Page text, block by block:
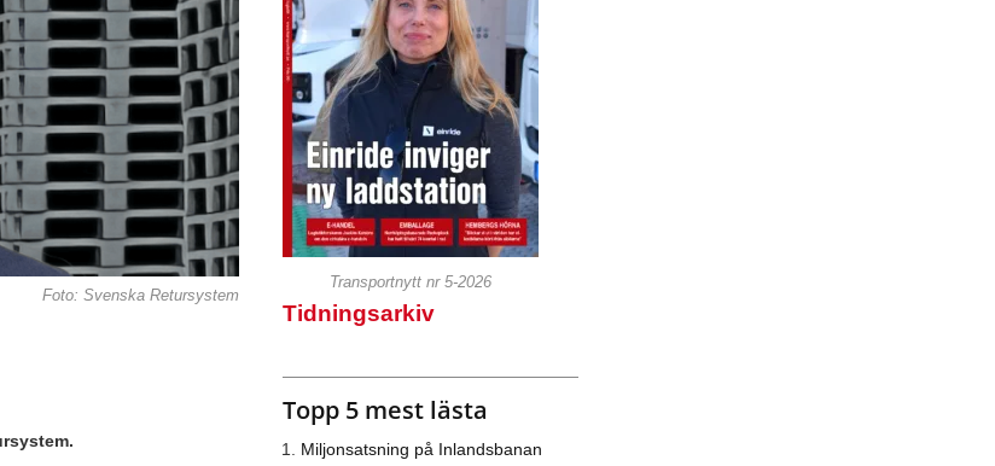
Foto: Svenska Retursystem
Transportnytt nr 5-2026
Tidningsarkiv
Topp 5 mest lästa
Miljonsatsning på Inlandsbanan